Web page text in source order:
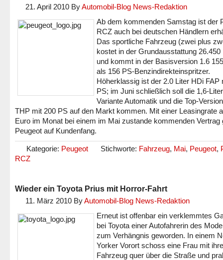
21. April 2010 ByAutomobil-Blog News-Redaktion
Ab dem kommenden Samstag ist der
RCZ auch bei deutschen Händlern
Das sportliche Fahrzeug (zwei plus
kostet in der Grundausstattung 26.450
und kommt in der Basisversion 1.6
als 156 PS-Benzindirekteinspritzer.
Höherklassig ist der 2.0 Liter HDi FAP
PS; im Juni schließlich soll die 1,6-
Variante Automatik und die Top-
THP mit 200 PS auf den Markt kommen. Mit einer Leasingrate
Euro im Monat bei einem im Mai zustande kommenden Vertrag
Peugeot auf Kundenfang.
Kategorie: Peugeot Stichworte: Fahrzeug, Mai, Peugeot,
RCZ
Wieder ein Toyota Prius mit Horror-Fahrt
11. März 2010 ByAutomobil-Blog News-Redaktion
Erneut ist offenbar ein verklemmtes
bei Toyota einer Autofahrerin des
zum Verhängnis geworden. In einem
Yorker Vorort schoss eine Frau mit
Fahrzeug quer über die Straße und